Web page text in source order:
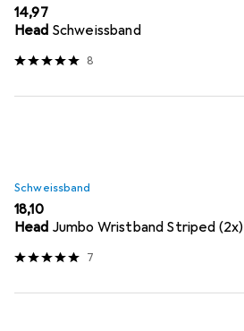
EUR
14,97
Head Schweissband
8
Schweissband
EUR
18,10
Head Jumbo Wristband Striped (2x)
7